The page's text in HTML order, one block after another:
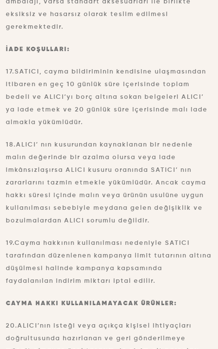
ambalajı, varsa standart aksesuarları ile birlikte
eksiksiz ve hasarsız olarak teslim edilmesi
gerekmektedir.
İADE KOŞULLARI:
17.SATICI, cayma bildiriminin kendisine ulaşmasından
itibaren en geç 10 günlük süre içerisinde toplam
bedeli ve ALICI’yı borç altına sokan belgeleri ALICI’
ya iade etmek ve 20 günlük süre içerisinde malı iade
almakla yükümlüdür.
18.ALICI’ nın kusurundan kaynaklanan bir nedenle
malın değerinde bir azalma olursa veya iade
imkânsızlaşırsa ALICI kusuru oranında SATICI’ nın
zararlarını tazmin etmekle yükümlüdür. Ancak cayma
hakkı süresi içinde malın veya ürünün usulüne uygun
kullanılması sebebiyle meydana gelen değişiklik ve
bozulmalardan ALICI sorumlu değildir.
19.Cayma hakkının kullanılması nedeniyle SATICI
tarafından düzenlenen kampanya limit tutarının altına
düşülmesi halinde kampanya kapsamında
faydalanılan indirim miktarı iptal edilir.
CAYMA HAKKI KULLANILAMAYACAK ÜRÜNLER:
20.ALICI’nın isteği veya açıkça kişisel ihtiyaçları
doğrultusunda hazırlanan ve geri gönderilmeye